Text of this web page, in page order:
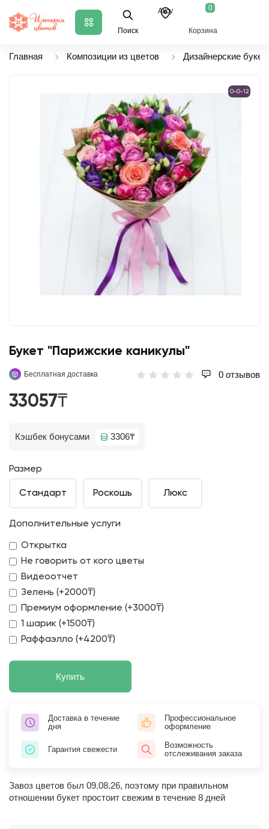
Поиск
Аксу 0
Корзина
Главная Композиции из цветов Дизайнерские
0-0-12
Букет "Парижские каникулы"
Бесплатная доставка 0 отзывов
33057₸
Кэшбек бонусами 3306₸
Размер
Стандарт Роскошь Люкс
Дополнительные услуги
Открытка
Не говорить от кого цветы
Видеоотчет
Зелень (+2000₸)
Премиум оформление (+3000₸)
1 шарик (+1500₸)
Раффаэлло (+4200₸)
Купить
Доставка в течение
дня
Профессиональное
оформление
Гарантия свежести
Возможность
отслеживания заказа
Завоз цветов был 09.08.26, поэтому при правильном
отношении букет простоит свежим в течение 8 дней